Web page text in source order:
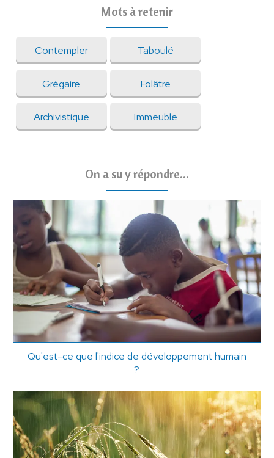
Mots à retenir
Contempler Taboulé
Grégaire Folâtre
Archivistique Immeuble
On a su y répondre...
Qu'est-ce que l'indice de développement humain
?